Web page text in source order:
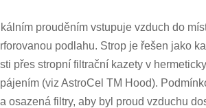
prouděním vstupuje vzduch do
podlahu. Strop je řešen jako
přes stropní filtrační kazety v
(viz AstroCel TM Hood).
osazená filtry, aby byl proud vzduchu